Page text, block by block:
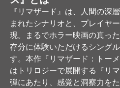
『リマザード』は、人間の深
まれたシナリオと、プレイヤ
現。まるでホラー映画の真っ
存分に体験いただけるシング
す。本作『リマザード：トー
はトリロジーで展開する『リ
弾にあたり、感覚と洞察力を